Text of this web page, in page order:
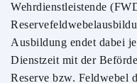
Wehrdienstleistende
Ausbildung endet dabei
Dienstzeit mit der
Reserve bzw. Feldwebel